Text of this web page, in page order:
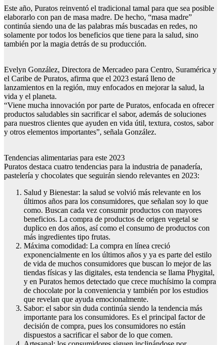
Este año, Puratos reinventó el tradicional tamal para que sea posible
elaborarlo con pan de masa madre. De hecho, “masa madre”
continúa siendo una de las palabras más buscadas en redes, no
solamente por todos los beneficios que tiene para la salud, sino
también por la magia detrás de su producción.
Evelyn González, Directora de Mercadeo para Centro, Suramérica y
el Caribe de Puratos, afirma que el 2023 estará lleno de
lanzamientos en la región, muy enfocados en mejorar la salud, la
vida y el planeta.
“Viene mucha innovación por parte de Puratos, enfocada en ofrecer
productos saludables sin sacrificar el sabor, además de soluciones
para nuestros clientes que ayuden en vida útil, textura, costos, sabor
y otros elementos importantes”, señala González.
Tendencias alimentarias para este 2023
Puratos destaca cuatro tendencias para la industria de panadería,
pastelería y chocolates que seguirán siendo relevantes en 2023:
Salud y Bienestar: la salud se volvió más relevante en los
últimos años para los consumidores, que señalan soy lo que
como. Buscan cada vez consumir productos con mayores
beneficios. La compra de productos de origen vegetal se
duplico en dos años, así como el consumo de productos con
más ingredientes tipo frutas.
Máxima comodidad: La compra en línea creció
exponencialmente en los últimos años y ya es parte del estilo
de vida de muchos consumidores que buscan lo mejor de las
tiendas físicas y las digitales, esta tendencia se llama Phygital,
y en Puratos hemos detectado que crece muchísimo la compra
de chocolate por la conveniencia y también por los estudios
que revelan que ayuda emocionalmente.
Sabor: el sabor sin duda continúa siendo la tendencia más
importante para los consumidores. Es el principal factor de
decisión de compra, pues los consumidores no están
dispuestos a sacrificar el sabor de lo que comen.